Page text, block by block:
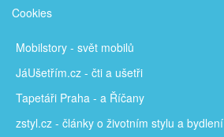
Cookies
Mobilstory - svět mobilů
JáUšetřím.cz - čti a ušetři
Tapetáři Praha - a Říčany
zstyl.cz - články o životním stylu a bydlení